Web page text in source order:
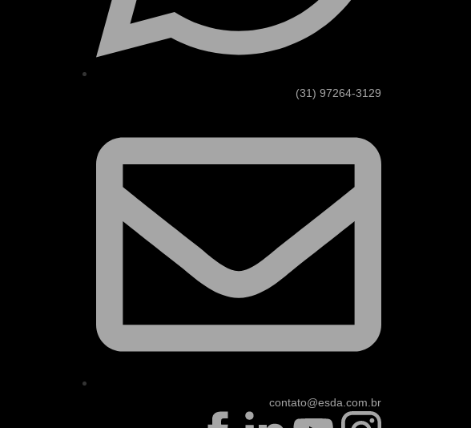
(31) 97264-3129
contato@esda.com.br